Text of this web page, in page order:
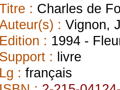
: Charles de
: Vignon,
Edition : 1994 -
Support : livre
Lg : français